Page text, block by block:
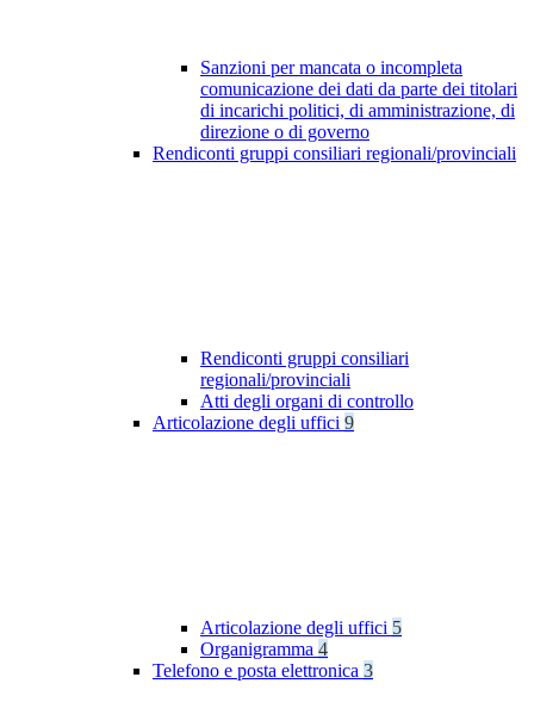
Sanzioni per mancata o incompleta
comunicazione dei dati da parte dei titolari
di incarichi politici, di amministrazione, di
direzione o di governo
Rendiconti gruppi consiliari regionali/provinciali
Rendiconti gruppi consiliari
regionali/provinciali
Atti degli organi di controllo
Articolazione degli uffici 9
Articolazione degli uffici 5
Organigramma 4
Telefono e posta elettronica 3